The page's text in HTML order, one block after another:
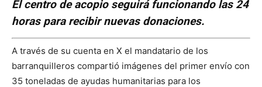
El centro de acopio seguirá funcionando las 24
horas para recibir nuevas donaciones.
A través de su cuenta en X el mandatario de los
barranquilleros compartió imágenes del primer envío con
35 toneladas de ayudas humanitarias para los